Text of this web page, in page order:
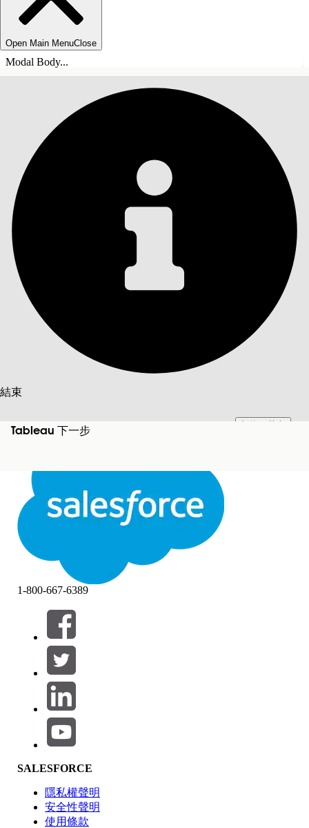
Open Main MenuClose
Modal Body...
結束
此文已使用 Salesforce 機器翻譯系統翻譯。更多詳細資料請參見
結束
Tableau 下一步
目錄
篩選條件： (0)
選取篩選
產品區域
功能影響
1-800-667-6389
SALESFORCE
隱私權聲明
安全性聲明
使用條款